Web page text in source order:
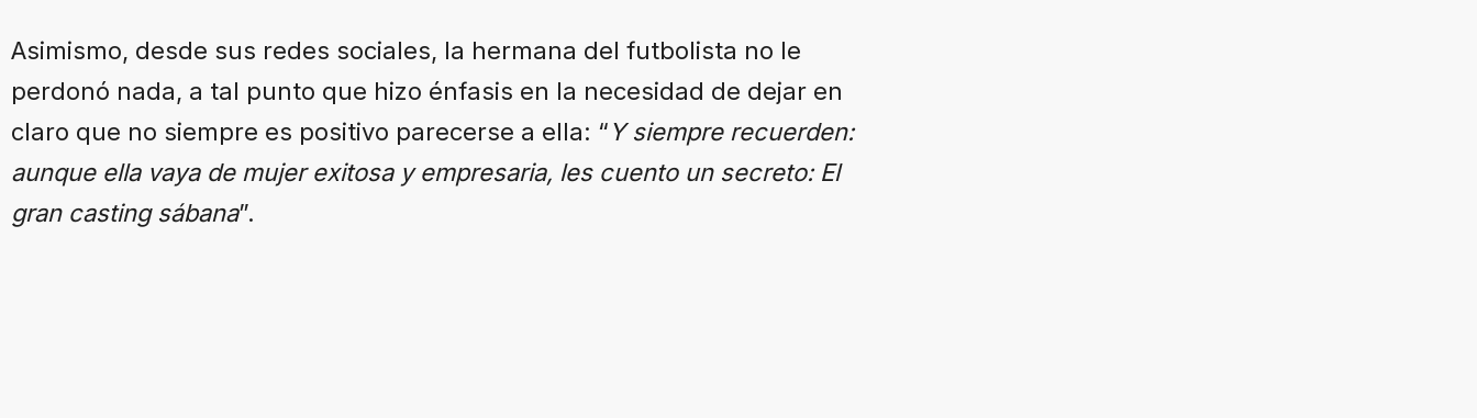
Asimismo, desde sus redes sociales, la hermana del futbolista no le
perdonó nada, a tal punto que hizo énfasis en la necesidad de dejar en
claro que no siempre es positivo parecerse a ella: “Y siempre recuerden:
aunque ella vaya de mujer exitosa y empresaria, les cuento un secreto: El
gran casting sábana”.